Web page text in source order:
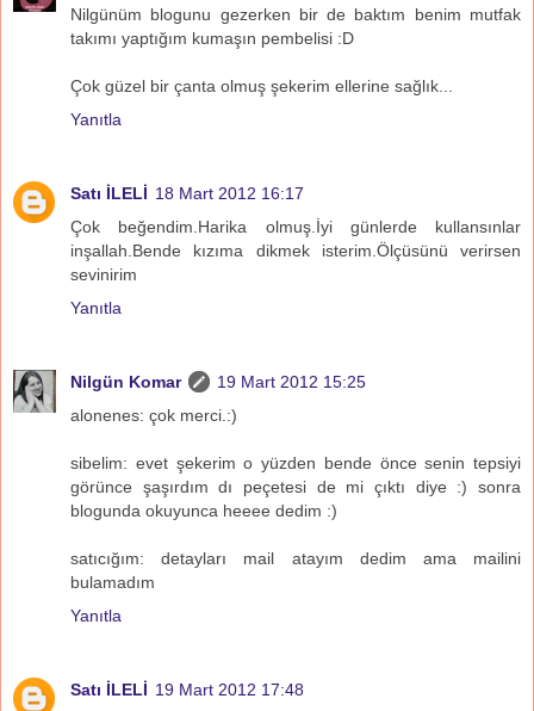
Nilgünüm blogunu gezerken bir de baktım benim mutfak
takımı yaptığım kumaşın pembelisi :D
Çok güzel bir çanta olmuş şekerim ellerine sağlık...
Yanıtla
Satı İLELİ 18 Mart 2012 16:17
Çok beğendim.Harika olmuş.İyi günlerde kullansınlar
inşallah.Bende kızıma dikmek isterim.Ölçüsünü verirsen
sevinirim
Yanıtla
Nilgün Komar
19 Mart 2012 15:25
alonenes: çok merci.:)
sibelim: evet şekerim o yüzden bende önce senin tepsiyi
görünce şaşırdım dı peçetesi de mi çıktı diye :) sonra
blogunda okuyunca heeee dedim :)
satıcığım: detayları mail atayım dedim ama mailini
bulamadım
Yanıtla
Satı İLELİ 19 Mart 2012 17:48